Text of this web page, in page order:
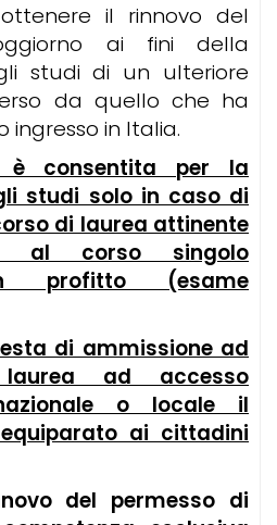
il rinnovo del
ai fini della
studi di un ulteriore
da quello che ha
ingresso in Italia.
è consentita per la
studi solo in caso di
di laurea attinente
al corso singolo
profitto (esame
di ammissione ad
ad accesso
o locale il
ai cittadini
del permesso di